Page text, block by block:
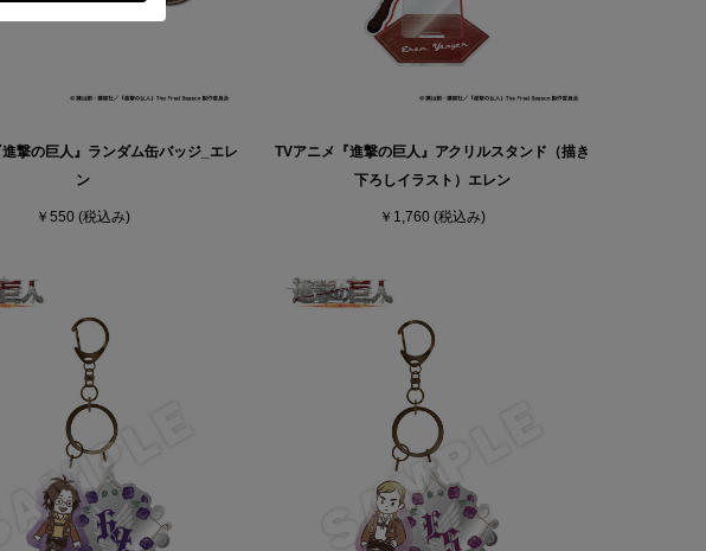
撃の巨人』ランダム缶バッジ_エレ
ン
￥550(税込み)
TVアニメ『進撃の巨人』アクリルスタンド（描き
下ろしイラスト）エレン
￥1,760 (税込み)